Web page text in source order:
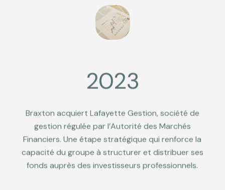
2023
gestion régulée par l’Autorité des Marchés
Financiers. Une étape stratégique qui renforce la
capacité du groupe à structurer et distribuer ses
fonds auprès des investisseurs professionnels.